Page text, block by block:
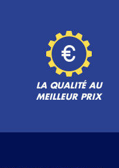
LA QUALITÉ AU
MEILLEUR PRIX